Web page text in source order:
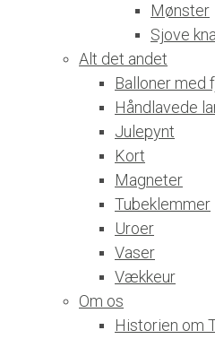
Mønster
Sjove
Alt det andet
Balloner med
Håndlavede
Julepynt
Kort
Magneter
Tubeklemmer
Uroer
Vaser
Vækkeur
Om os
Historien om